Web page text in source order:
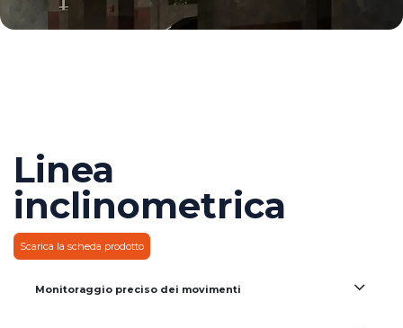
Linea
inclinometrica ​
Scarica la scheda prodotto
Monitoraggio preciso dei movimenti